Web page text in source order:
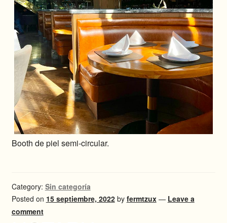
Booth de piel semi-circular.
Category: Sin categoría
Posted on 15 septiembre, 2022 by fermtzux — Leave a
comment